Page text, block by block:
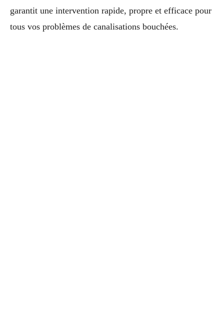
garantit une intervention rapide, propre et efficace pour
tous vos problèmes de canalisations bouchées.